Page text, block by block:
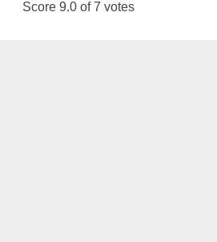
Score 9.0 of 7 votes